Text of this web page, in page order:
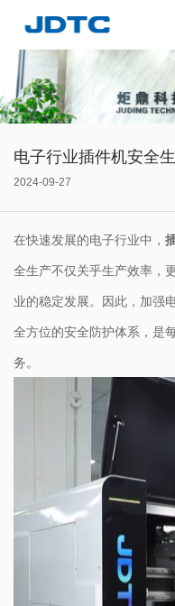
电子行业插件机安全
2024-09-27
在快速发展的电子行业中，
全生产不仅关乎生产效率，
业的稳定发展。因此，加强
全方位的安全防护体系，是
务。